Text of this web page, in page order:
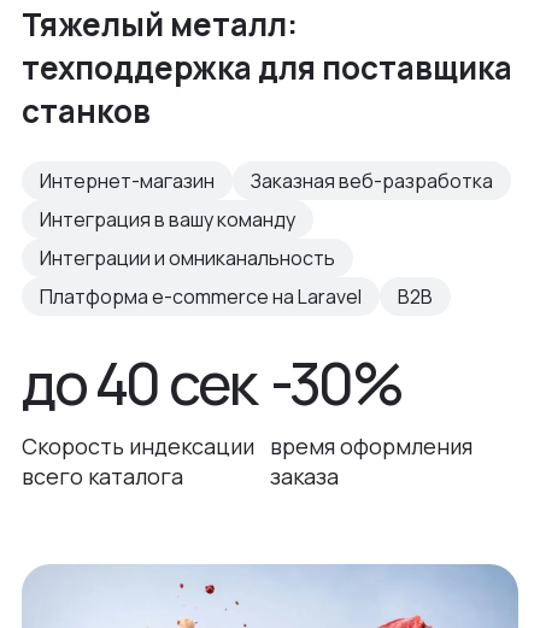
Тяжелый металл:
техподдержка для поставщика
станков
Интернет-магазин
Заказная веб-разработка
Интеграция в вашу команду
Интеграции и омниканальность
Платформа e-commerce на Laravel
B2B
до 40 сек
Скорость индексации
всего каталога
-30%
время оформления
заказа